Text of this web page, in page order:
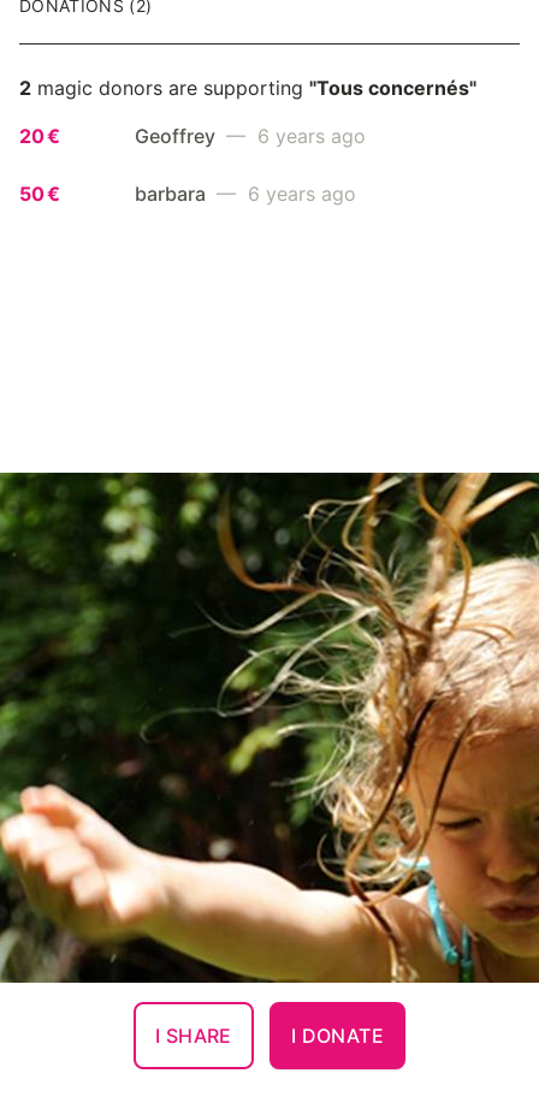
DONATIONS (2)
2 magic donors are supporting "Tous concernés"
20 €
Geoffrey — 6 years ago
50 € barbara — 6 years ago
I SHARE I DONATE